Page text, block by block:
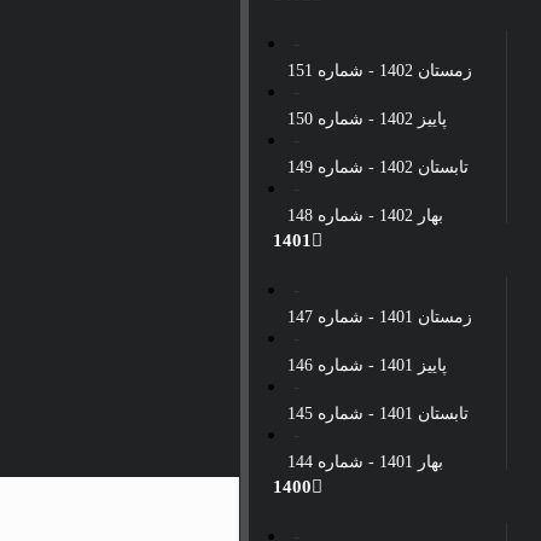
زمستان 1402 - شماره 151
پاییز 1402 - شماره 150
تابستان 1402 - شماره 149
بهار 1402 - شماره 148
1401
زمستان 1401 - شماره 147
پاییز 1401 - شماره 146
تابستان 1401 - شماره 145
بهار 1401 - شماره 144
1400